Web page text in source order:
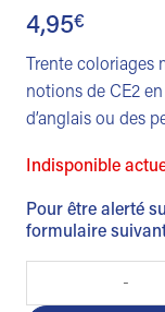
4,95€
Trente
notions de CE2
d’anglais ou des
Indisponible
Pour être alerté
formulaire
quantité de Mes